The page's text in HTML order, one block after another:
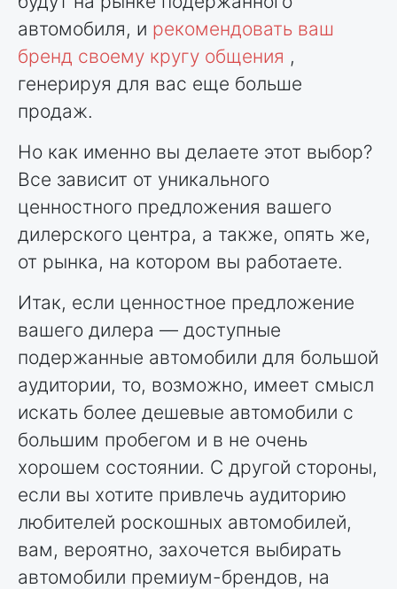
автомобиля, и рекомендовать ваш
бренд своему кругу общения ,
генерируя для вас еще больше
продаж.
Но как именно вы делаете этот выбор?
Все зависит от уникального
ценностного предложения вашего
дилерского центра, а также, опять же,
от рынка, на котором вы работаете.
Итак, если ценностное предложение
вашего дилера — доступные
подержанные автомобили для большой
аудитории, то, возможно, имеет смысл
искать более дешевые автомобили с
большим пробегом и в не очень
хорошем состоянии. С другой стороны,
если вы хотите привлечь аудиторию
любителей роскошных автомобилей,
вам, вероятно, захочется выбирать
автомобили премиум-брендов, на